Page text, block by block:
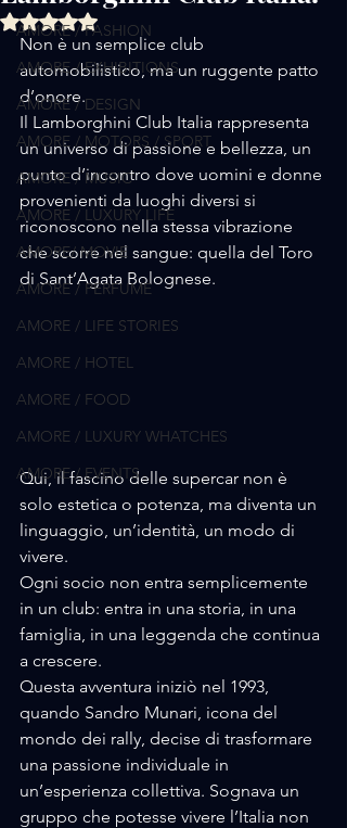
AMORE / FASHION
AMORE / EXHIBITIONS
AMORE / DESIGN
AMORE / MOTORS / SPORT
AMORE / MUSIC
AMORE / LUXURY LIFE
AMORE/ MOVIE
AMORE / PERFUME
AMORE / LIFE STORIES
AMORE / HOTEL
AMORE / FOOD
AMORE / LUXURY WHATCHES
AMORE / EVENTS
Valutazione NaN stelle su 5.
Non è un semplice club
automobilistico, ma un ruggente patto
d’onore.
Il Lamborghini Club Italia rappresenta
un universo di passione e bellezza, un
punto d’incontro dove uomini e donne
provenienti da luoghi diversi si
riconoscono nella stessa vibrazione
che scorre nel sangue: quella del Toro
di Sant’Agata Bolognese.
Qui, il fascino delle supercar non è
solo estetica o potenza, ma diventa un
linguaggio, un’identità, un modo di
vivere.
Ogni socio non entra semplicemente
in un club: entra in una storia, in una
famiglia, in una leggenda che continua
a crescere.
Questa avventura iniziò nel 1993,
quando Sandro Munari, icona del
mondo dei rally, decise di trasformare
una passione individuale in
un’esperienza collettiva. Sognava un
gruppo che potesse vivere l’Italia non